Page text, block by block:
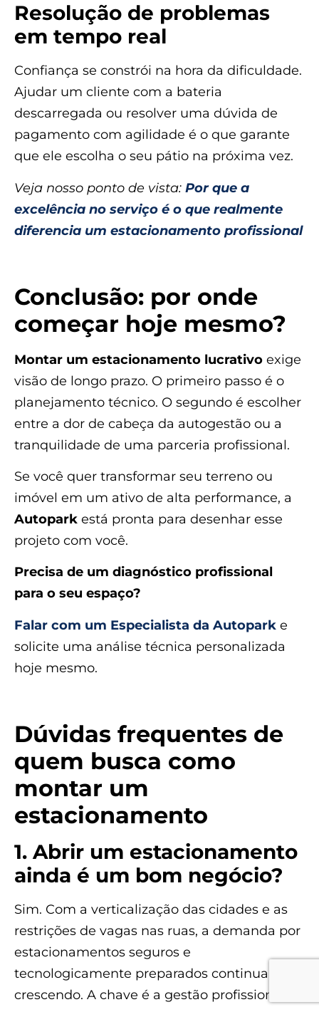
Resolução de problemas
em tempo real
Confiança se constrói na hora da dificuldade.
Ajudar um cliente com a bateria
descarregada ou resolver uma dúvida de
pagamento com agilidade é o que garante
que ele escolha o seu pátio na próxima vez.
Veja nosso ponto de vista: Por que a
excelência no serviço é o que realmente
diferencia um estacionamento profissional
Conclusão: por onde
começar hoje mesmo?
Montar um estacionamento lucrativo exige
visão de longo prazo. O primeiro passo é o
planejamento técnico. O segundo é escolher
entre a dor de cabeça da autogestão ou a
tranquilidade de uma parceria profissional.
Se você quer transformar seu terreno ou
imóvel em um ativo de alta performance, a
Autopark está pronta para desenhar esse
projeto com você.
Precisa de um diagnóstico profissional
para o seu espaço?
Falar com um Especialista da Autopark e
solicite uma análise técnica personalizada
hoje mesmo.
Dúvidas frequentes de
quem busca como
montar um
estacionamento
1. Abrir um estacionamento
ainda é um bom negócio?
Sim. Com a verticalização das cidades e as
restrições de vagas nas ruas, a demanda por
estacionamentos seguros e
tecnologicamente preparados continua
crescendo. A chave é a gestão profissional.